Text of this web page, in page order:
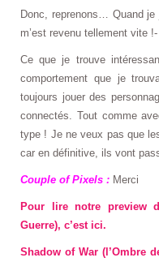
Donc, reprenons… Quand
m’est revenu tellement vite !-
Ce que je trouve
comportement que je
toujours jouer des
connectés. Tout comme
type ! Je ne veux pas que
car en définitive, ils vont
Couple of Pixels : Merci
Pour lire notre preview
Guerre), c’est ici.
Shadow of War (l’Ombre